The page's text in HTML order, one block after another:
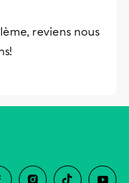
reviens nous